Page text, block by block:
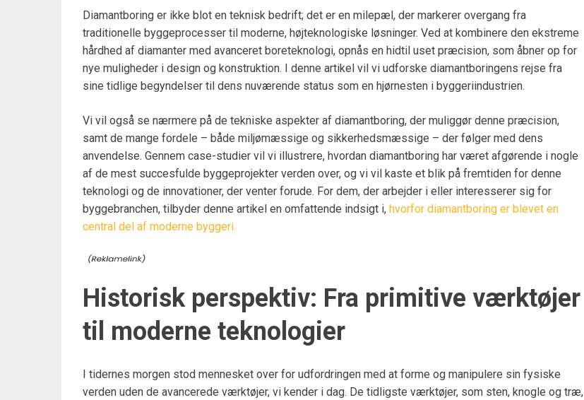
Diamantboring er ikke blot en teknisk bedrift; det er en milepæl, der markerer overgang fra
traditionelle byggeprocesser til moderne, højteknologiske løsninger. Ved at kombinere den ekstreme
hårdhed af diamanter med avanceret boreteknologi, opnås en hidtil uset præcision, som åbner op for
nye muligheder i design og konstruktion. I denne artikel vil vi udforske diamantboringens rejse fra
sine tidlige begyndelser til dens nuværende status som en hjørnesten i byggeriindustrien.
Vi vil også se nærmere på de tekniske aspekter af diamantboring, der muliggør denne præcision,
samt de mange fordele – både miljømæssige og sikkerhedsmæssige – der følger med dens
anvendelse. Gennem case-studier vil vi illustrere, hvordan diamantboring har været afgørende i nogle
af de mest succesfulde byggeprojekter verden over, og vi vil kaste et blik på fremtiden for denne
teknologi og de innovationer, der venter forude. For dem, der arbejder i eller interesserer sig for
byggebranchen, tilbyder denne artikel en omfattende indsigt i, hvorfor diamantboring er blevet en
central del af moderne byggeri.
Historisk perspektiv: Fra primitive værktøjer
til moderne teknologier
I tidernes morgen stod mennesket over for udfordringen med at forme og manipulere sin fysiske
verden uden de avancerede værktøjer, vi kender i dag. De tidligste værktøjer, som sten, knogle og træ,